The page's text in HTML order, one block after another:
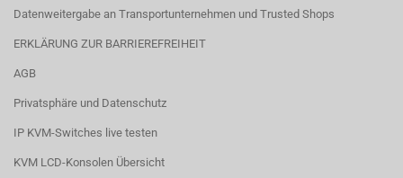
Datenweitergabe an Transportunternehmen und Trusted Shops
ERKLÄRUNG ZUR BARRIEREFREIHEIT
AGB
Privatsphäre und Datenschutz
IP KVM-Switches live testen
KVM LCD-Konsolen Übersicht